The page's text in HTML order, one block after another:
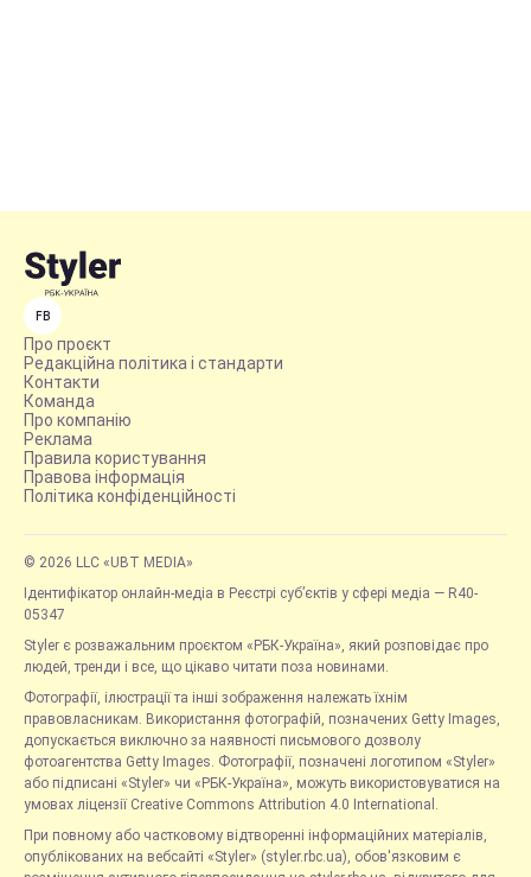
FB
Про проєкт
Редакційна політика і стандарти
Контакти
Команда
Про компанію
Реклама
Правила користування
Правова інформація
Політика конфіденційності
© 2026 LLC «UBT MEDIA»
Ідентифікатор онлайн-медіа в Реєстрі суб’єктів у сфері медіа — R40-
05347
Styler є розважальним проєктом «РБК-Україна», який розповідає про
людей, тренди і все, що цікаво читати поза новинами.
Фотографії, ілюстрації та інші зображення належать їхнім
правовласникам. Використання фотографій, позначених Getty Images,
допускається виключно за наявності письмового дозволу
фотоагентства Getty Images. Фотографії, позначені логотипом «Styler»
або підписані «Styler» чи «РБК-Україна», можуть використовуватися на
умовах ліцензії Creative Commons Attribution 4.0 International.
При повному або частковому відтворенні інформаційних матеріалів,
опублікованих на вебсайті «Styler» (styler.rbc.ua), обов'язковим є